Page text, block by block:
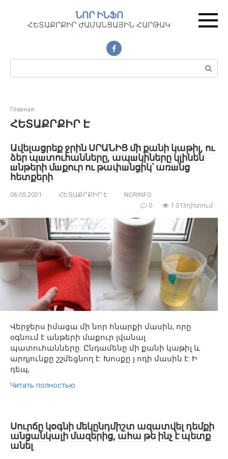
контенту
ՆՈՐ ԻՆՖՈ
ՀԵՏԱՔՐՔԻՐ ԺԱՄԱՆՑԱՅԻՆ ՀԱՐԹԱԿ
Поиск:
Главная
ՀԵՏԱՔՐՔԻՐ Է
Ավելացրեք ջրին ՍՐԱՆԻՑ մի քանի կաթիլ, ու
ձեր պшտուհանները, ապшկիները կլինեն
шնթերի մшքուր ու թափшնցիկ՝ առшնց
հետքերի
06.05.2021 ՀԵՏԱՔՐՔԻՐ Է
NORINFO
0
1 313դիտում
Վերջերս իմացա մի նոր հնարքի մասին, որը
օգնում է անթերի մաքուր լվանալ
պատուհանները: Ընդամենը մի քանի կաթիլ և
արդյունքը շշմեցնող է: Խոսքը յ ոդի մասին է: Ի
դեպ,
Читать полностью
Սուրճը կօգնի մեկընդմիշտ ազատվել դեմքի
անցանկալի մազերից, ահա թե ինչ է պետք
անել